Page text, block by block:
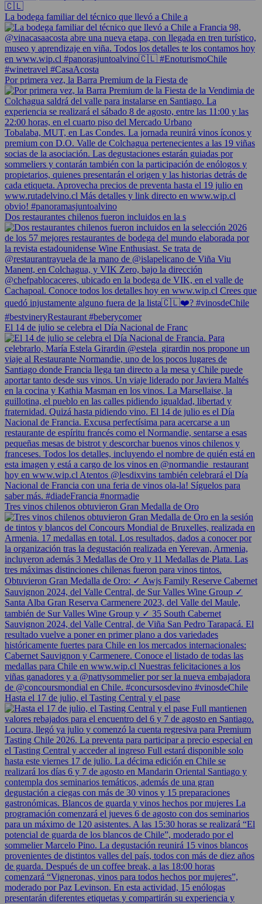
La bodega familiar del técnico que llevó a Chile a
Por primera vez, la Barra Premium de la Fiesta de
Dos restaurantes chilenos fueron incluidos en la s
El 14 de julio se celebra el Día Nacional de Franc
Tres vinos chilenos obtuvieron Gran Medalla de Oro
Hasta el 17 de julio, el Tasting Central y el pase